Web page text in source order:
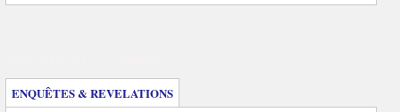
ENQUÊTES & REVELATIONS